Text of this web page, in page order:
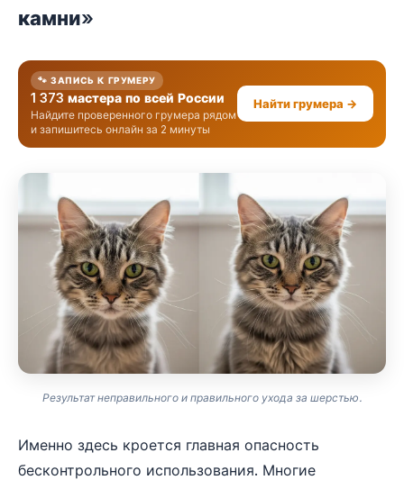
камни»
🐾 ЗАПИСЬ К ГРУМЕРУ
1 373 мастера по всей России
Найдите проверенного грумера рядом
и запишитесь онлайн за 2 минуты
Найти грумера →
Результат неправильного и правильного ухода за шерстью.
Именно здесь кроется главная опасность
бесконтрольного использования. Многие